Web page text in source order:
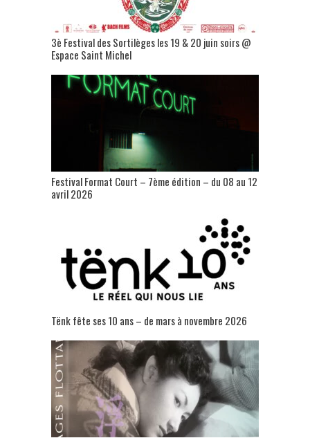
3è Festival des Sortilèges les 19 & 20 juin soirs @
Espace Saint Michel
Festival Format Court – 7ème édition – du 08 au 12
avril 2026
Tënk fête ses 10 ans – de mars à novembre 2026